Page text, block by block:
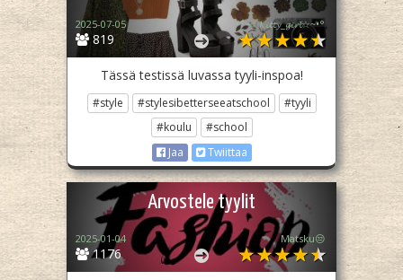
819
2025-07-05 •°~☆𝓚𝓲𝓽𝓽𝔂_𝓰𝓲𝓻𝓵☆~•°
Tässä testissä luvassa tyyli-inspoa!
#style #stylesibetterseeatschool
#tyyli
#koulu
#school
Jaa
Twiittaa
Arvostele tyylit
1176
2025-01-04 Matsku😒